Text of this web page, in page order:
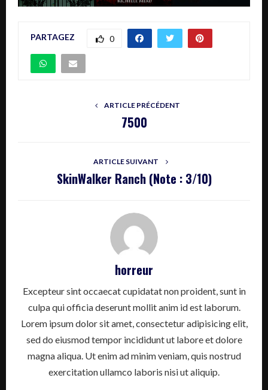
PARTAGEZ 0
ARTICLE PRÉCÉDENT
7500
ARTICLE SUIVANT
SkinWalker Ranch (Note : 3/10)
horreur
Excepteur sint occaecat cupidatat non proident, sunt in
culpa qui officia deserunt mollit anim id est laborum.
Lorem ipsum dolor sit amet, consectetur adipisicing elit,
sed do eiusmod tempor incididunt ut labore et dolore
magna aliqua. Ut enim ad minim veniam, quis nostrud
exercitation ullamco laboris nisi ut aliquip.